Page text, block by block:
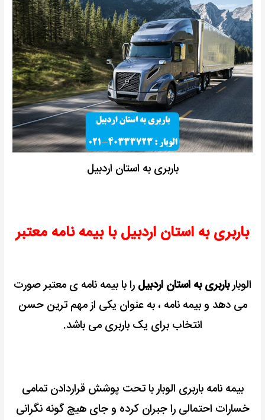
باربری به استان اردبیل
باربری به استان اردبیل با بیمه نامه معتبر
الوبارباربری به استان اردبیل را با بیمه نامه ی معتبر صورت
می دهد و بیمه نامه ، به عنوان یکی از مهم ترین حسن
انتخاب برای یک باربری می باشد.
بیمه نامه باربری الوبار با تحت پوشش قراردادن تمامی
خسارات احتمالی را جبران کرده و جای هیچ گونه نگرانی